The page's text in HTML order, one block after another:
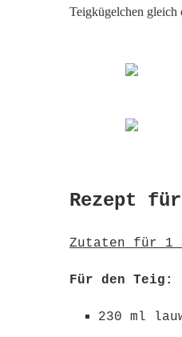
Teigkügelchen gleich
Rezept für
Zutaten für 1
Für den Teig:
230 ml